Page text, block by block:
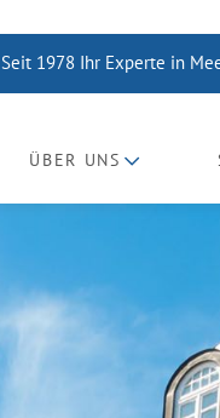
Seit 1978 Ihr Experte in
ÜBER UNS